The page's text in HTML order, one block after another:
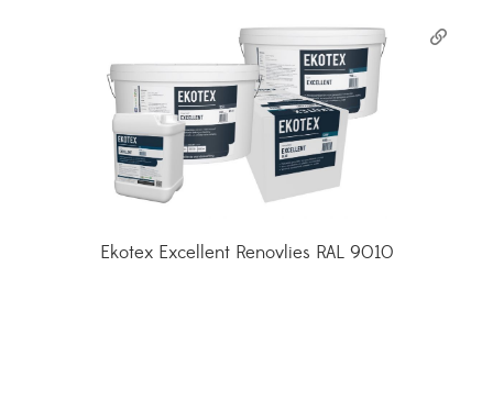
Ekotex Excellent Renovlies RAL 9010